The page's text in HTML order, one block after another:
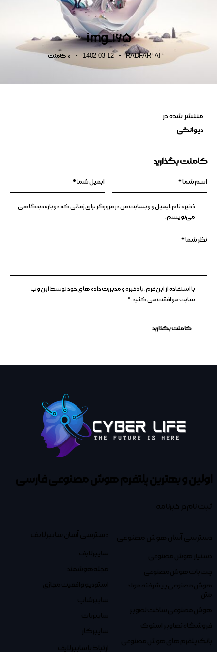
img_165
RADFAR_AI
1402-03-12
0 کامنت
منتشر شده در
دیوانگی
کامنت بگذارید
ذخیره نام، ایمیل و وبسایت من در مرورگر برای زمانی که دوباره دیدگاهی
می‌نویسم.
با استفاده از این فرم، با ذخیره و مدیریت داده های خود توسط این وب
سایت موافقت می کنید.*
اولین و بهترین پلتفرمهوش مصنوعی فارسی
ثبت نام در خبرنامه
دسترسی آسان هوش مصنوعی
دستیار هوش مصنوعی
چت بات هوش مصنوعی
هوش مصنوعی پیشرفته مولد
متن
هوش مصنوعی ساخت تصویر
فروشگاه تصاویر استوک
بانک پتفرم های هوش مصنوعی
دسترسی آسان سایبرلایف
سایبرلایف
مجله هوشمند
استودیو واقعیت مجازی
سایبرشاپ
سایبربات
سایبرکار
ارتباط با سایبرلایف